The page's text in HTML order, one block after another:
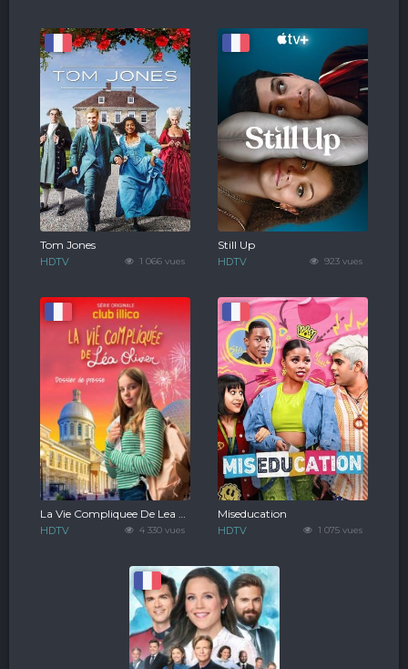
1 066 vues
Tom Jones
HDTV 923 vues
Still Up
HDTV
4 330 vues
La Vie Compliquee De Lea Olivier
HDTV 1 075 vues
Miseducation
HDTV